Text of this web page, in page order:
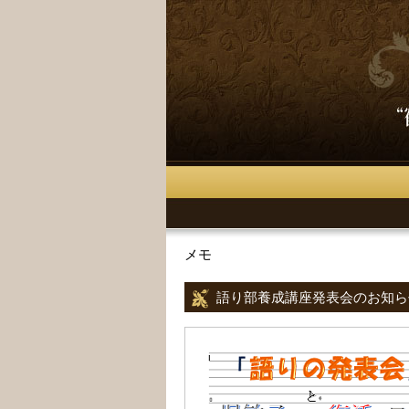
メモ
語り部養成講座発表会のお知